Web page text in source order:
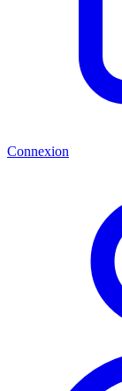
Connexion